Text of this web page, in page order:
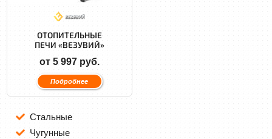
ОТОПИТЕЛЬНЫЕ
ПЕЧИ «ВЕЗУВИЙ»
от 5 997 руб.
Подробнее
Стальные
Чугунные